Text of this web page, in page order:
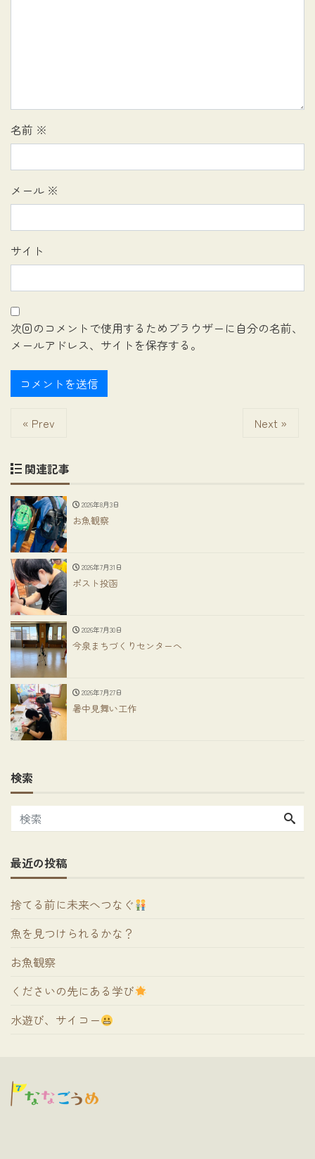
名前 ※
メール ※
サイト
次回のコメントで使用するためブラウザーに自分の名前、
メールアドレス、サイトを保存する。
« Prev Next »
関連記事
2026年8月3日
お魚観察
2026年7月31日
ポスト投函
2026年7月30日
今泉まちづくりセンターへ
2026年7月27日
暑中見舞い工作
検索
最近の投稿
捨てる前に未来へつなぐ
魚を見つけられるかな？
お魚観察
くださいの先にある学び
水遊び、サイコー